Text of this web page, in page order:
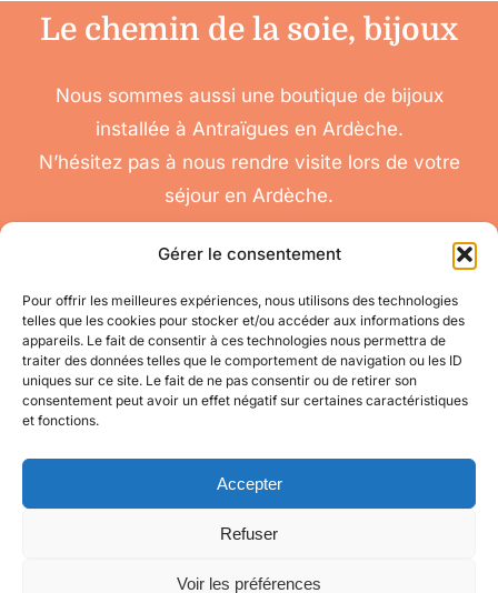
Gérer le consentement
Pour offrir les meilleures expériences, nous utilisons des technologies
telles que les cookies pour stocker et/ou accéder aux informations des
appareils. Le fait de consentir à ces technologies nous permettra de
traiter des données telles que le comportement de navigation ou les ID
uniques sur ce site. Le fait de ne pas consentir ou de retirer son
consentement peut avoir un effet négatif sur certaines caractéristiques
et fonctions.
Accepter
Refuser
Voir les préférences
Le chemin de la soie, bijoux
Nous sommes aussi une boutique de bijoux
installée à Antraïgues en Ardèche.
N’hésitez pas à nous rendre visite lors de votre
séjour en Ardèche.
nous
contacter
pour toute question
Toggle
Navigation
Accéder à mon compte
Conditions
Générales de Vente